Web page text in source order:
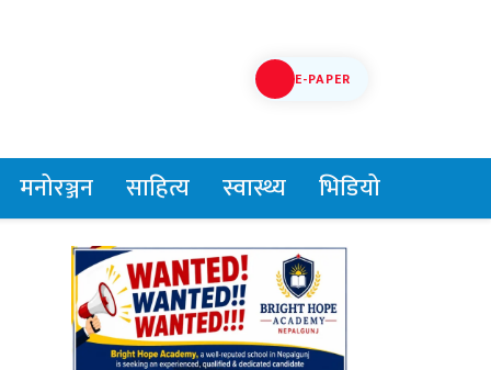
E-PAPER
मनोरञ्जन साहित्य स्वास्थ्य भिडियो